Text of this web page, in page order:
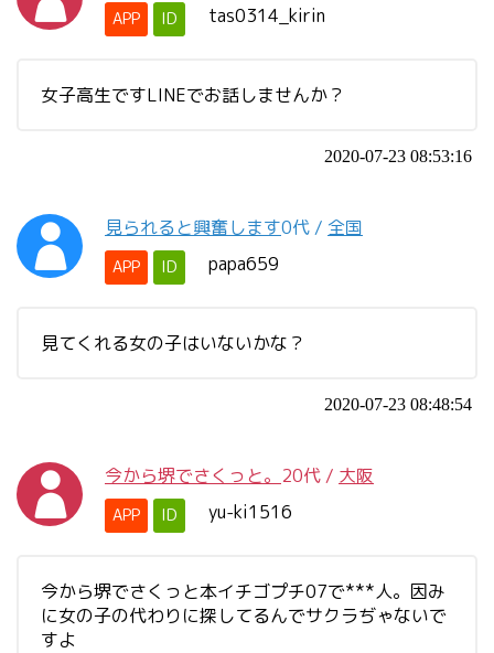
APP ID tas0314_kirin
女子高生ですLINEでお話しませんか？
2020-07-23 08:53:16
見られると興奮します0代 / 全国
APP ID papa659
見てくれる女の子はいないかな？
2020-07-23 08:48:54
今から堺でさくっと。 20代 / 大阪
APP ID yu-ki1516
今から堺でさくっと本イチゴプチ07で***人。因み
に女の子の代わりに探してるんでサクラぢゃないで
すよ